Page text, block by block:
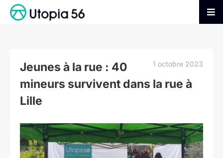
Passer
S’INFORMER
ADHÉRER
FAIRE UN DON
1 octobre 2023
Jeunes à la rue : 40
mineurs survivent dans la rue à
Lille
Voir
l'image
agrandie